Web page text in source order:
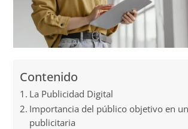
Contenido
La Publicidad Digital
Importancia del público objetivo en
publicitaria